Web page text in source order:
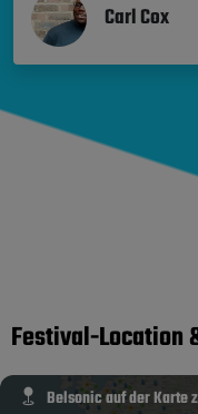
Carl Cox
Festival-Location
Belsonic auf der Karte